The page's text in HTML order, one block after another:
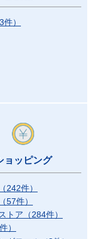
件）
ョッピング
（242件）
（57件）
トア （284件）
件）